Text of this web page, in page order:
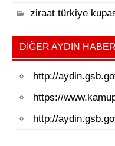
ziraat türkiye
DIĞER AYDIN
http://
https://
http://